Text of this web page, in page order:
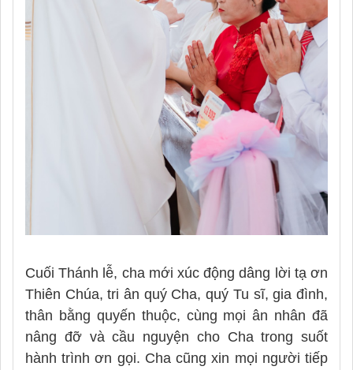
Cuối Thánh lễ, cha mới xúc động dâng lời tạ ơn
Thiên Chúa, tri ân quý Cha, quý Tu sĩ, gia đình,
thân bằng quyến thuộc, cùng mọi ân nhân đã
nâng đỡ và cầu nguyện cho Cha trong suốt
hành trình ơn gọi. Cha cũng xin mọi người tiếp